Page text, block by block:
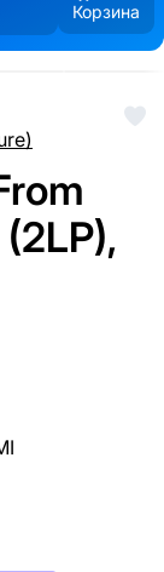
Корзина